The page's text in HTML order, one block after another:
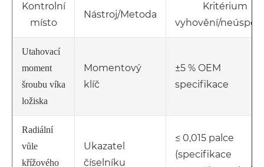
Kontrolní
místo
Nástroj/Metoda
Kritérium
vyhovění/
Utahovací
moment
šroubu víka
ložiska
Momentový
klíč
±5 % OEM
specifikace
Radiální
vůle
křížového
Ukazatel
číselníku
≤ 0,015 palce
(specifikace